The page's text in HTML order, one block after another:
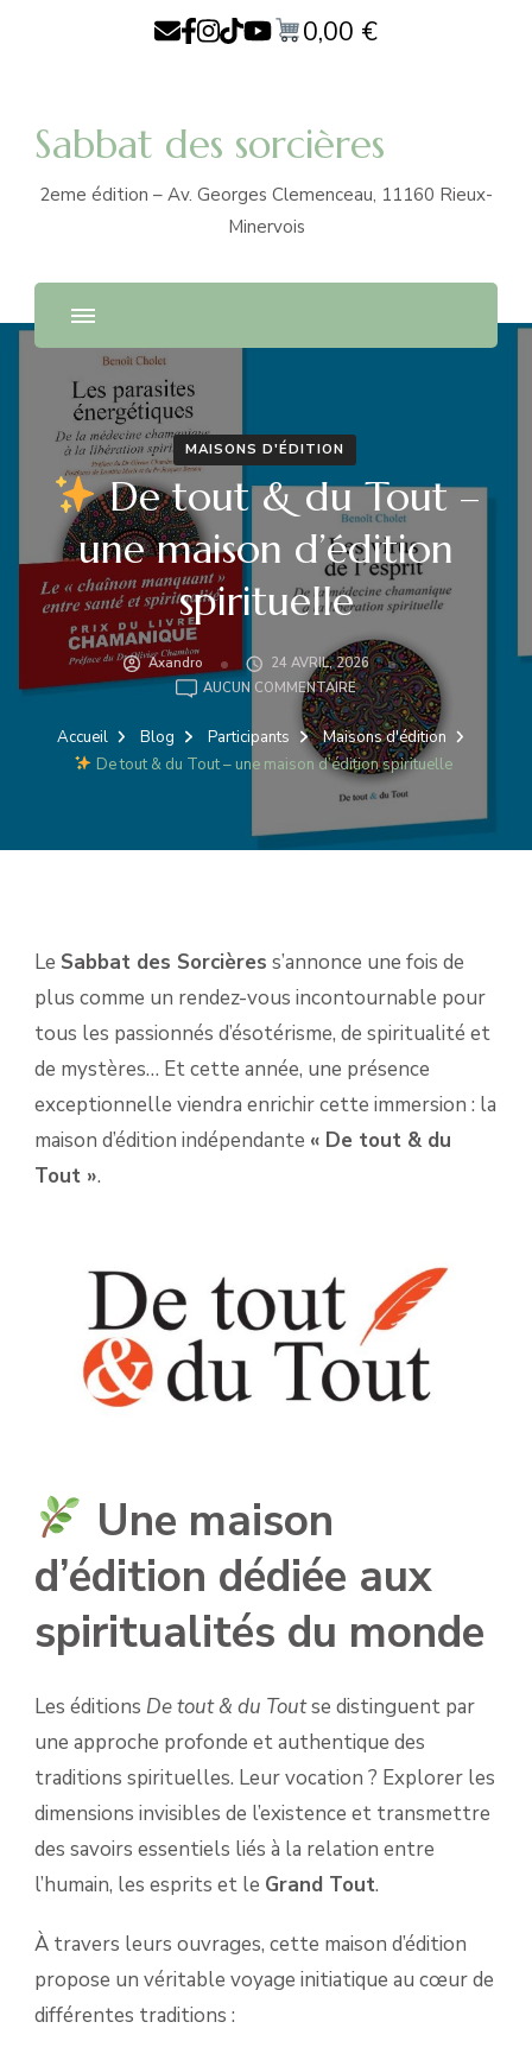
0,00 €
Sabbat des sorcières
2eme édition – Av. Georges Clemenceau, 11160 Rieux-
Minervois
MAISONS D'ÉDITION
De tout & du Tout –
une maison d’édition
spirituelle
Axandro
24 AVRIL, 2026
AUCUN COMMENTAIRE
DE
TOUT
&
DU
TOUT
–
UNE
Accueil Blog Participants
Maisons d'édition
De tout & du Tout – une maison d’édition spirituelle
Le Sabbat des Sorcières s’annonce une fois de
plus comme un rendez-vous incontournable pour
tous les passionnés d’ésotérisme, de spiritualité et
de mystères… Et cette année, une présence
exceptionnelle viendra enrichir cette immersion : la
maison d’édition indépendante « De tout & du
Tout ».
Une maison
d’édition dédiée aux
spiritualités du monde
Les éditions De tout & du Toutse distinguent par
une approche profonde et authentique des
traditions spirituelles. Leur vocation ? Explorer les
dimensions invisibles de l’existence et transmettre
des savoirs essentiels liés à la relation entre
l’humain, les esprits et le Grand Tout.
À travers leurs ouvrages, cette maison d’édition
propose un véritable voyage initiatique au cœur de
différentes traditions :